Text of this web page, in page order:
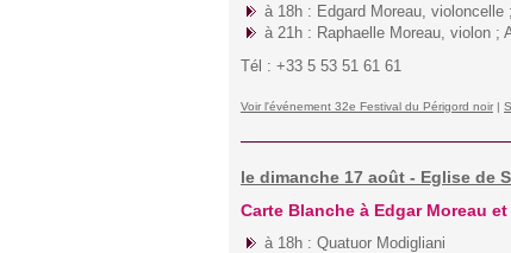
à 18h : Edgard Moreau, violoncelle
à 21h : Raphaelle Moreau, violon ;
Tél : +33 5 53 51 61 61
Voir l'événement 32e Festival du Périgord noir |
le dimanche 17 août - Eglise de
Carte Blanche à Edgar Moreau
à 18h : Quatuor Modigliani